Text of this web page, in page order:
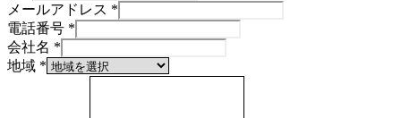
メールアドレス *
電話番号 *
会社名 *
地域 *